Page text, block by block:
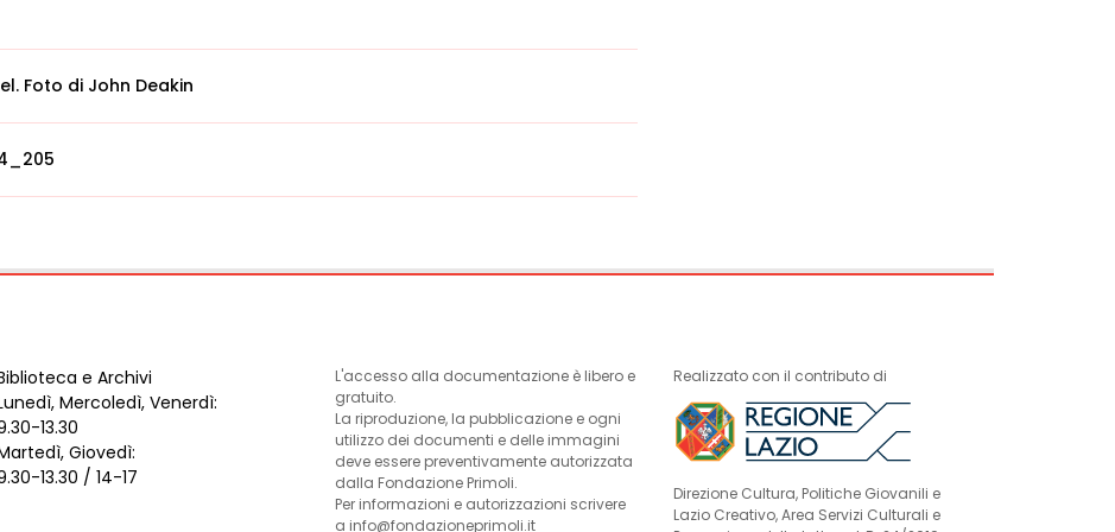
Foto di John Deakin
e Archivi
Mercoledì, Venerdì:
13.30
Giovedì:
13.30 / 14-17
L'accesso alla documentazione è libero e
gratuito.
La riproduzione, la pubblicazione e ogni
utilizzo dei documenti e delle immagini
deve essere preventivamente autorizzata
dalla Fondazione Primoli.
Per informazioni e autorizzazioni scrivere
a info@fondazioneprimoli.it
Realizzato con il contributo di
Direzione Cultura, Politiche Giovanili e
Lazio Creativo, Area Servizi Culturali e